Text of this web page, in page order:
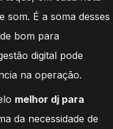
som. É a soma desses
bom para
digital pode
na operação.
melhor dj para
da necessidade de